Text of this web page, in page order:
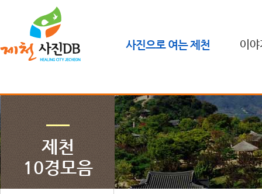
사진으로 여는 제천 이
제천
10경모음